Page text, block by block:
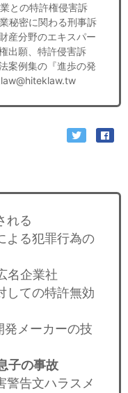
との特許権侵害訴
秘密に関わる刑事訴
産分野のエキスパー
出願、特許侵害訴
案例集の『進歩の発
れる
る犯罪行為の
名企業社
ての特許無効
メーカーの技
子の事故
告文ハラスメ